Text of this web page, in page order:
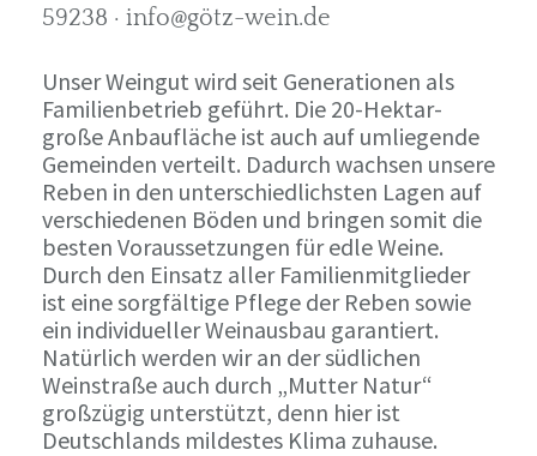
59238 · info@götz-wein.de
Unser Weingut wird seit Generationen als
Familienbetrieb geführt. Die 20-Hektar-
große Anbaufläche ist auch auf umliegende
Gemeinden verteilt. Dadurch wachsen unsere
Reben in den unterschiedlichsten Lagen auf
verschiedenen Böden und bringen somit die
besten Voraussetzungen für edle Weine.
Durch den Einsatz aller Familienmitglieder
ist eine sorgfältige Pflege der Reben sowie
ein individueller Weinausbau garantiert.
Natürlich werden wir an der südlichen
Weinstraße auch durch „Mutter Natur“
großzügig unterstützt, denn hier ist
Deutschlands mildestes Klima zuhause.